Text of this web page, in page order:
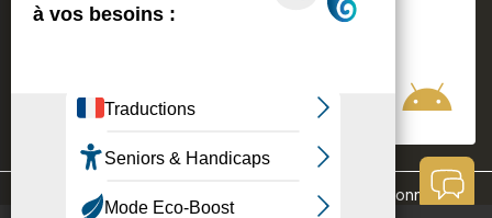
Suivre Aix ma ville
Communication Données personnelles